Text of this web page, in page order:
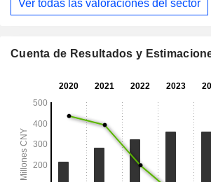
Ver todas las valoraciones del sector
Cuenta de Resultados y